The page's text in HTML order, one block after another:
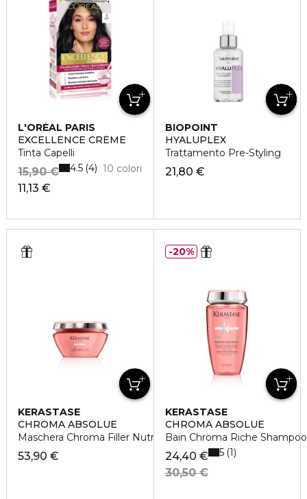
L'ORÉAL PARIS
EXCELLENCE CRÈME
Tinta Capelli
11,13 €
15,90 € 10 colori
4.5 4
BIOPOINT
HYALUPLEX
Trattamento Pre-Styling
21,80 €
KERASTASE
CHROMA ABSOLUE
Maschera Chroma Filler Nutriente
53,90 €
KERASTASE
CHROMA ABSOLUE
Bain Chroma Riche Shampoo
24,40 €
30,50 €
5 1
20%